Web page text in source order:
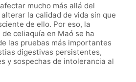
mucho más allá del
la calidad de vida sin que
de ello. Por eso, la
celiaquía en Maó se ha
las pruebas más importantes
digestivas persistentes,
y sospechas de intolerancia al